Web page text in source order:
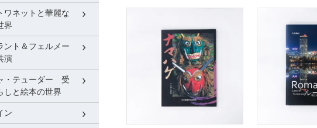
ワネットと華麗な
界
ト＆フェルメー
演
・テューダー 受
しと絵本の世界
ン